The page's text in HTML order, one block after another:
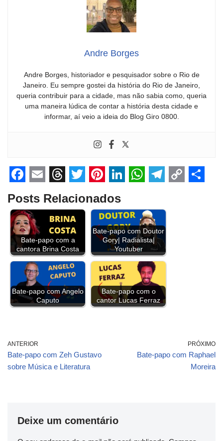
Andre Borges
Andre Borges, historiador e pesquisador sobre o Rio de
Janeiro. Eu sempre gostei da história do Rio de Janeiro,
queria contribuir para a cidade, mas não sabia como, queria
uma maneira lúdica de contar a história desta cidade e
informar, aí veio a ideia do Blog Giro 0800.
F
a
c
e
b
o
o
k
E
m
a
i
l
T
h
r
e
a
d
s
T
w
i
t
t
e
r
i
n
t
e
r
e
s
i
n
k
e
d
I
n
h
a
t
s
A
p
p
e
l
e
g
r
a
m
Posts Relacionados
Bate-papo com a
cantora Brina Costa
Bate-papo com Doutor
Gory| Radialista|
Youtuber
Bate-papo com Angelo
Caputo
Bate-papo com o
cantor Lucas Ferraz
ANTERIOR
Bate-papo com Zeh Gustavo
sobre Música e Literatura
PRÓXIMO
Bate-papo com Raphael
Moreira
Deixe um comentário